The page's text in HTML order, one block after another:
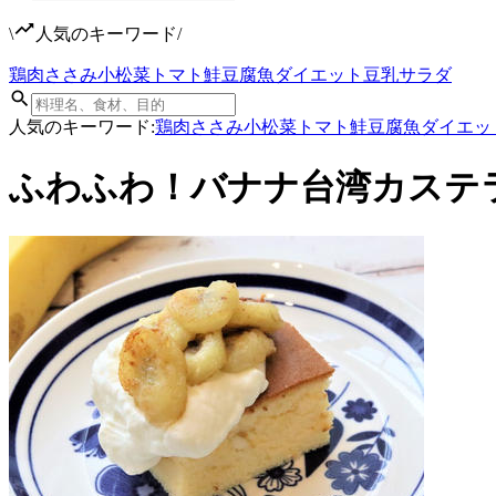
\ 人気のキーワード/
鶏肉ささみ小松菜 トマト 鮭豆腐魚 ダイエット 豆乳サラダ
人気のキーワード:鶏肉ささみ小松菜 トマト 鮭豆腐魚 ダイエッ
ふわふわ！バナナ台湾カステ